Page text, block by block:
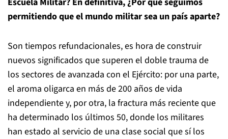
permitiendo que el mundo militar sea un país aparte?
Son tiempos refundacionales, es hora de construir
nuevos significados que superen el doble trauma de
los sectores de avanzada con el Ejército: por una parte,
el aroma oligarca en más de 200 años de vida
independiente y, por otra, la fractura más reciente que
ha determinado los últimos 50, donde los militares
han estado al servicio de una clase social que sí los